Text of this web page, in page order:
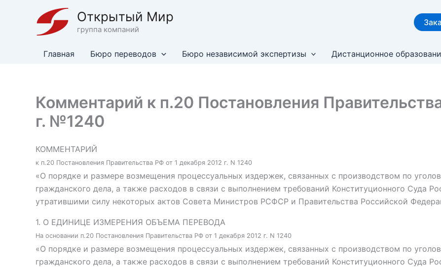
содержимому
Открытый Мир
группа компаний
Главная Бюро переводов Бюро независимой экспертизы Дистанционное
Комментарий к п.20 Постановления
г. №1240
КОММЕНТАРИЙ
к п.20 Постановления Правительства РФ от 1 декабря 2012 г. N 1240
«О порядке и размере возмещения процессуальных издержек, связанных с производством по
гражданского дела, а также расходов в связи с выполнением требований Конституционного Суда
утратившими силу некоторых актов Совета Министров РСФСР и Правительства Российской
1. О ЕДИНИЦЕ ИЗМЕРЕНИЯ ОБЪЕМА ПЕРЕВОДА
На основании п.20 Постановления Правительства РФ от 1 декабря 2012 г. N 1240
«О порядке и размере возмещения процессуальных издержек, связанных с производством по
гражданского дела, а также расходов в связи с выполнением требований Конституционного Суда